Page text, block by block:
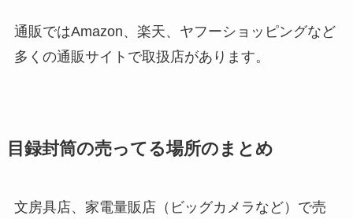
通販ではAmazon、楽天、ヤフーショッピングなど
多くの通販サイトで取扱店があります。
目録封筒の売ってる場所のまとめ
文房具店、家電量販店（ビッグカメラなど）で売